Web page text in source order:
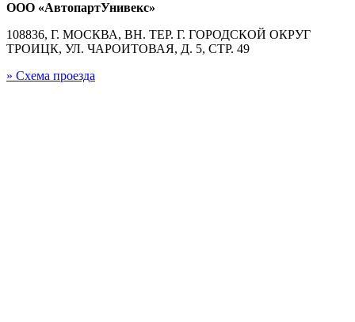
ООО «АвтопартУнивекс»
108836, Г. МОСКВА, ВН. ТЕР. Г. ГОРОДСКОЙ ОКРУГ
ТРОИЦК, УЛ. ЧАРОИТОВАЯ, Д. 5, СТР. 49
» Схема проезда